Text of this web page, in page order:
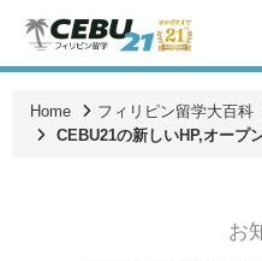
Home フィリピン留学大百科
CEBU21の新しいHP,オープ
お